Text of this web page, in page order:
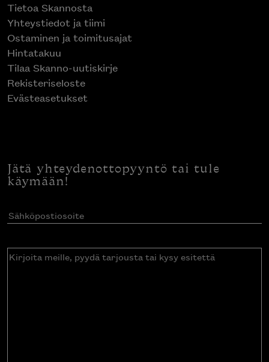
Tietoa Skannosta
Yhteystiedot ja tiimi
Ostaminen ja toimitusajat
Hintatakuu
Tilaa Skanno-uutiskirje
Rekisteriseloste
Evästeasetukset
Jätä yhteydenottopyyntö tai tule
käymään!
Sähköpostiosoite(Pakollinen)
Kirjoita